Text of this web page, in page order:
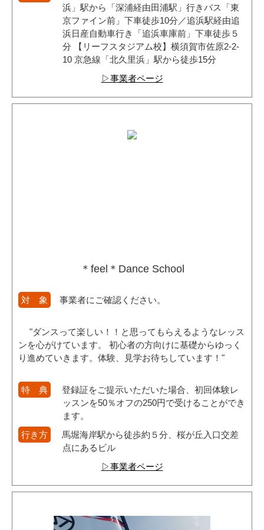
浜」駅から「深浦経由田浦駅」行きバス「東
京ファイン前」下車徒歩10分／追浜駅経由追
浜日産自動車行き「追浜車庫前」下車徒歩５
分 【リーフスタジアム校】横須賀市佐原2-2-
10 京急線「北久里浜」駅から徒歩15分
▷事業者ページ
＊feel＊Dance School
対 象 事業者にご確認ください。
"ダンスって楽しい！！と思ってもらえるようなレッス
ンを心がけています。 初心者の方向けに基礎からゆっく
り進めていきます。体験、見学お待ちしています！"
特 典
登録証をご提示いただいた場合、初回体験レ
ッスンを50％オフの250円で受けることができ
ます。
行き方
馬堀海岸駅から徒歩約５分、桜が丘入口交差
点にあるビル
▷事業者ページ